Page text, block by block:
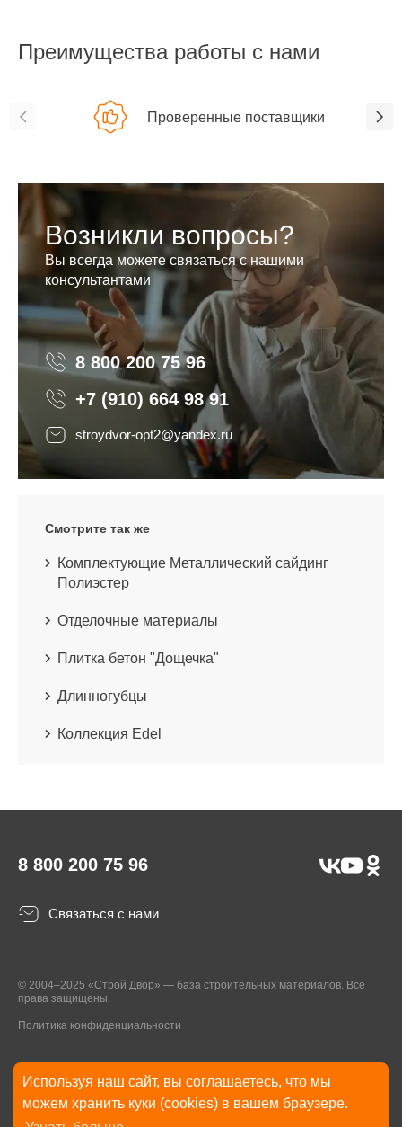
Используя наш сайт, вы соглашаетесь, что мы
можем хранить куки (cookies) в вашем браузере.
Преимущества работы с нами
Проверенные поставщики
Возникли вопросы?
Вы всегда можете связаться с нашими
консультантами
8 800 200 75 96 8 800 200 75 96
+7 (910) 664 98 91
stroydvor-opt2@yandex.ru
Смотрите так же
Комплектующие Металлический сайдинг
Полиэстер
Отделочные материалы
Плитка бетон "Дощечка"
Длинногубцы
Коллекция Edel
8 800 200 75 96
Связаться с нами
© 2004–2025 «Строй Двор» — база строительных материалов. Все
права защищены.
Политика конфиденциальности
* Указанные на Сайте цены, комплектации, описания и технические
характеристики могут быть изменены в любое время без уведомления